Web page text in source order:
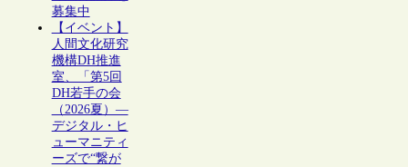
募集中
【イベント】
人間文化研究
機構DH推進
室、「第5回
DH若手の会
（2026夏）―
デジタル・ヒ
ューマニティ
ーズで“繋が